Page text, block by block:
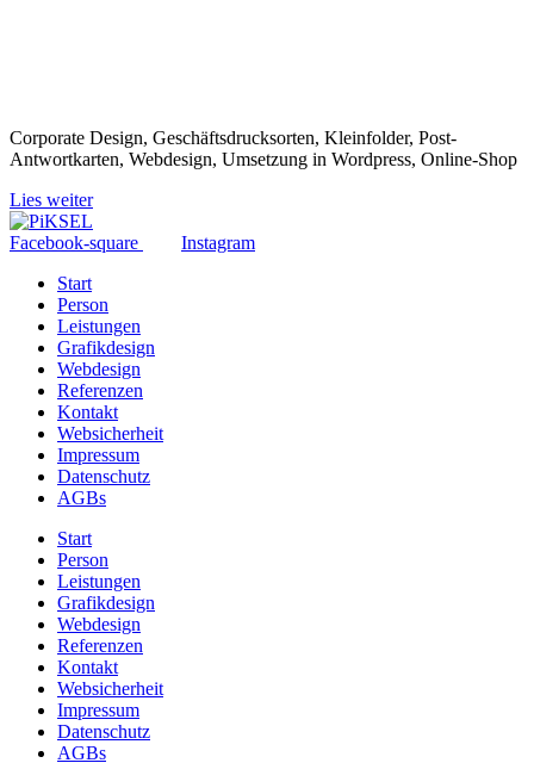
Corporate Design, Geschäftsdrucksorten, Kleinfolder, Post-
Antwortkarten, Webdesign, Umsetzung in Wordpress, Online-Shop
Lies weiter
Facebook-square
Instagram
Start
Person
Leistungen
Grafikdesign
Webdesign
Referenzen
Kontakt
Websicherheit
Impressum
Datenschutz
AGBs
Start
Person
Leistungen
Grafikdesign
Webdesign
Referenzen
Kontakt
Websicherheit
Impressum
Datenschutz
AGBs